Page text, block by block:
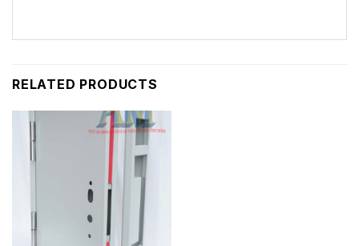
RELATED PRODUCTS